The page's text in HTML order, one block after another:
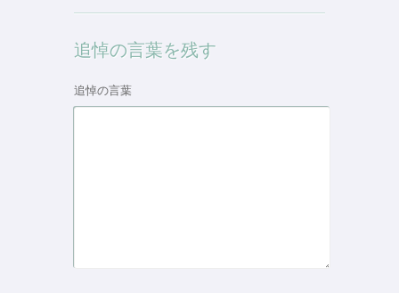
追悼の言葉を残す
追悼の言葉